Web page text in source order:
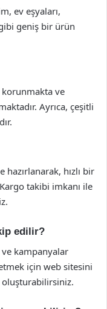
ev eşyaları,
geniş bir ürün
korunmakta ve
Ayrıca, çeşitli
hızlı bir
takibi imkanı ile
edilir?
kampanyalar
için web sitesini